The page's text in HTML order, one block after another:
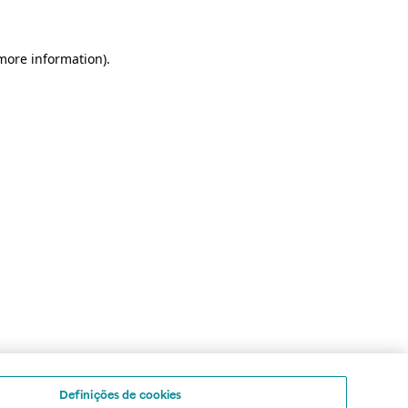
information).
Definições de cookies